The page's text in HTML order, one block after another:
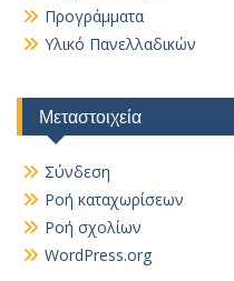
Προγράμματα
Υλικό Πανελλαδικών
Μεταστοιχεία
Σύνδεση
Ροή καταχωρίσεων
Ροή σχολίων
WordPress.org